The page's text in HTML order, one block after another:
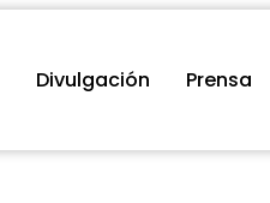
Divulgación Prensa